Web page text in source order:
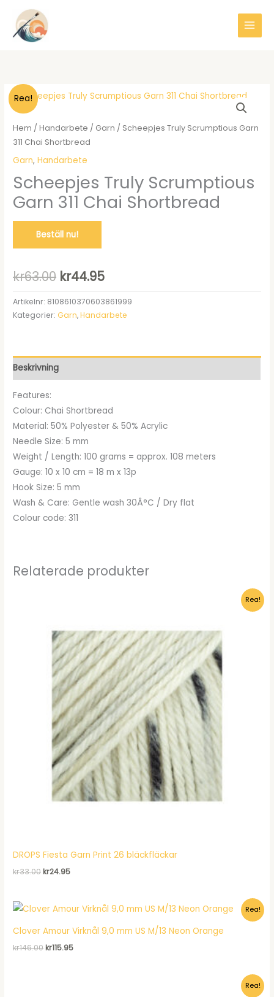
Hoppa
innehåll
Rea!
Hem /Handarbete / Garn / Scheepjes Truly Scrumptious Garn
311 Chai Shortbread
Garn,Handarbete
Scheepjes Truly Scrumptious
Garn 311 Chai Shortbread
Beställ nu!
kr63.00 Det
ursprungliga
priset
kr44.95Det
nuvarande
priset
Artikelnr: 8108610370603861999
Kategorier: Garn,Handarbete
Beskrivning
Features:
Colour: Chai Shortbread
Material: 50% Polyester & 50% Acrylic
Needle Size: 5 mm
Weight / Length: 100 grams = approx. 108 meters
Gauge: 10 x 10 cm = 18 m x 13p
Hook Size: 5 mm
Wash & Care: Gentle wash 30Â°C / Dry flat
Colour code: 311
Relaterade produkter
Rea!
DROPS Fiesta Garn Print 26 bläckfläckar
kr33.00Det
kr33.00.
kr24.95Det
kr24.95.
Rea!
Clover Amour Virknål 9,0 mm US M/13 Neon Orange
kr146.00Det
kr115.95Det
Rea!